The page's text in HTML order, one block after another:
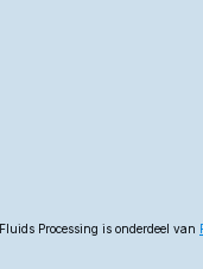
Fluids Processing is onderdeel van